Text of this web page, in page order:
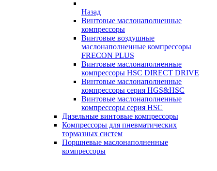
Назад
Винтовые маслонаполненные
компрессоры
Винтовые воздушные
маслонаполненные компрессоры
FRECON PLUS
Винтовые маслонаполненные
компрессоры HSC DIRECT DRIVE
Винтовые маслонаполненные
компрессоры серия HGS&HSC
Винтовые маслонаполненные
компрессоры серия HSC
Дизельные винтовые компрессоры
Компрессоры для пневматических
тормазных систем
Поршневые маслонаполненные
компрессоры